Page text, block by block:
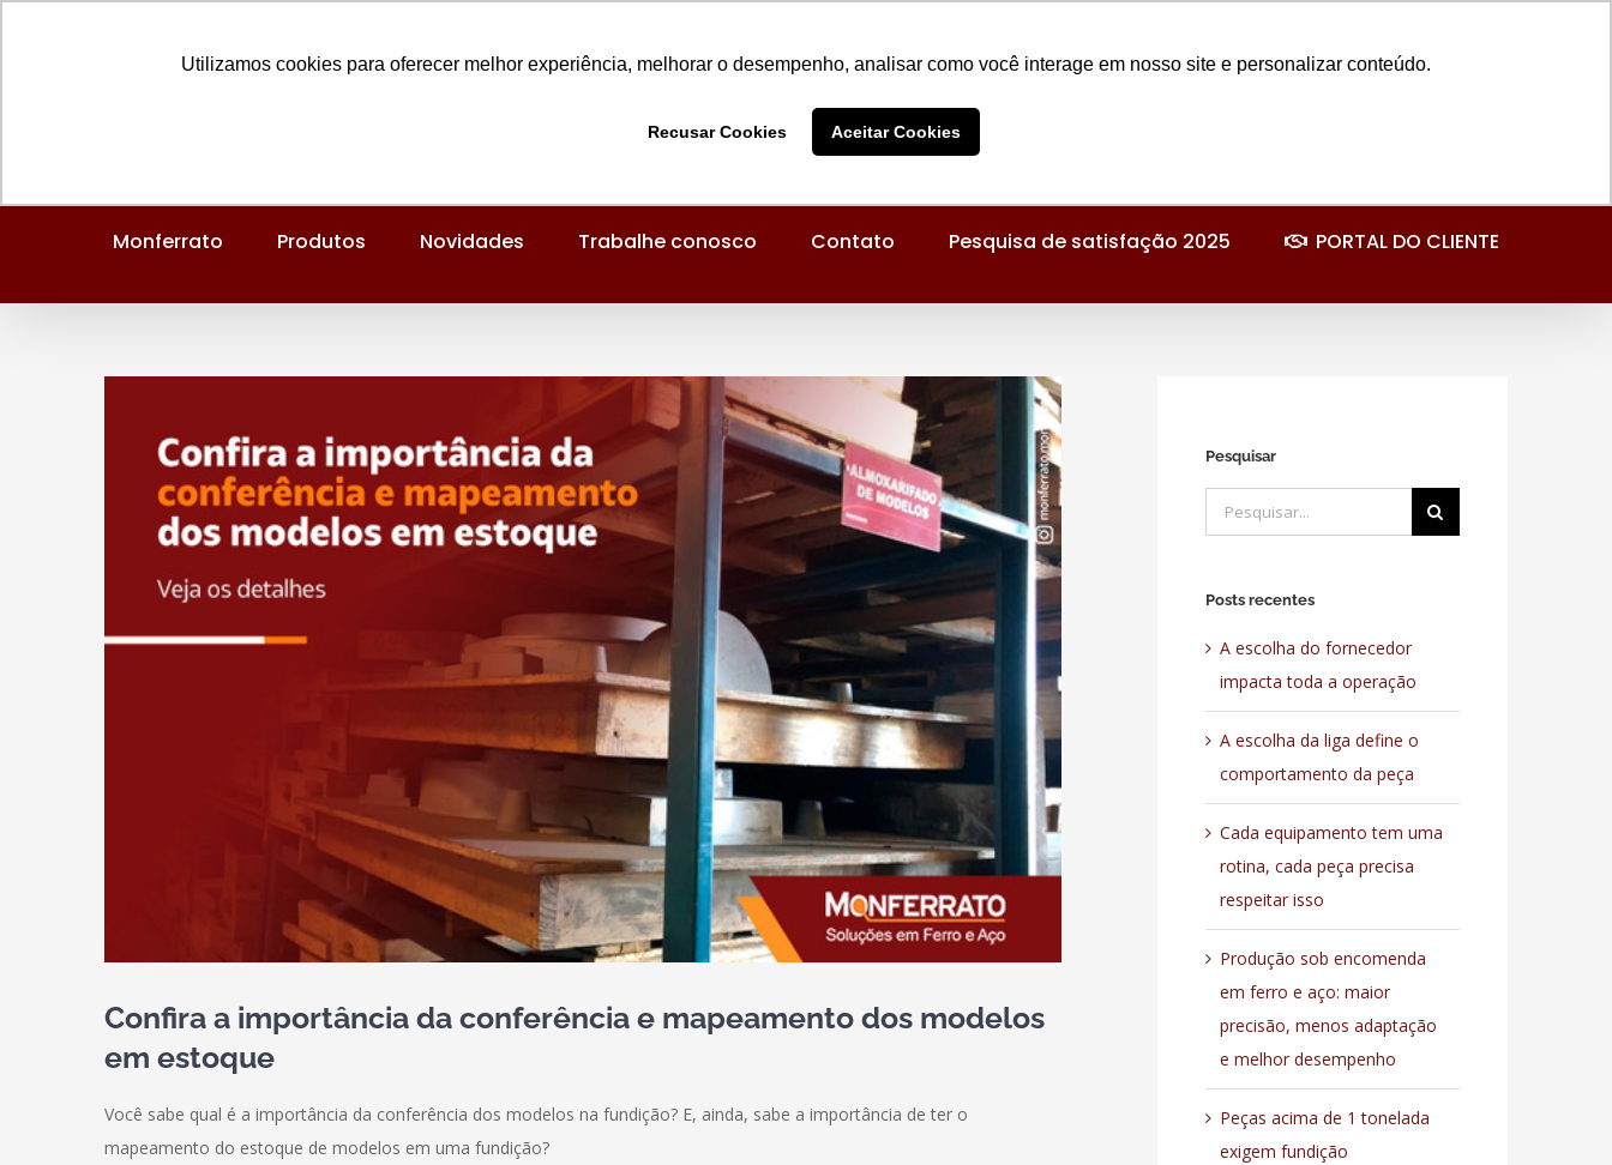
Utilizamos cookies para oferecer melhor experiência, melhorar o desempenho, analisar como você interage em nosso site e personalizar conteúdo.
Recusar Cookies Aceitar Cookies
Monferrato Produtos Novidades Trabalhe conosco Contato Pesquisa de satisfação 2025 PORTAL DO CLIENTE
Confira a importância da conferência e mapeamento dos modelos
em estoque
Você sabe qual é a importância da conferência dos modelos na fundição? E, ainda, sabe a importância de ter o
mapeamento do estoque de modelos em uma fundição?
Pesquisar
Buscar
resultados
Posts recentes
A escolha do fornecedor
impacta toda a operação
A escolha da liga define o
comportamento da peça
Cada equipamento tem uma
rotina, cada peça precisa
respeitar isso
Produção sob encomenda
em ferro e aço: maior
precisão, menos adaptação
e melhor desempenho
Peças acima de 1 tonelada
exigem fundição